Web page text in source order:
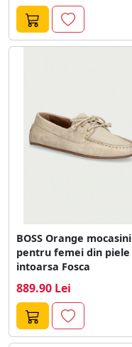
BOSS Orange mocasini
pentru femei din piele
intoarsa Fosca
889.90 Lei